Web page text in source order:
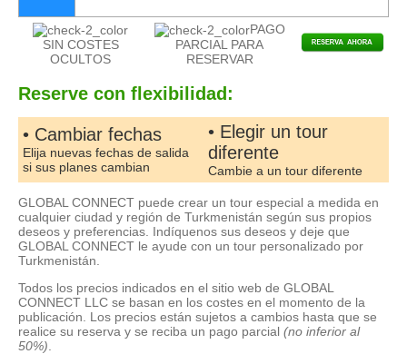
SIN COSTES
OCULTOS
PAGO
PARCIAL PARA
RESERVAR
Reserve con flexibilidad:
• Cambiar fechas
Elija nuevas fechas de salida
si sus planes cambian
• Elegir un tour
diferente
Cambie a un tour diferente
GLOBAL CONNECT puede crear un tour especial a medida en
cualquier ciudad y región de Turkmenistán según sus propios
deseos y preferencias. Indíquenos sus deseos y deje que
GLOBAL CONNECT le ayude con un tour personalizado por
Turkmenistán.
Todos los precios indicados en el sitio web de GLOBAL
CONNECT LLC se basan en los costes en el momento de la
publicación. Los precios están sujetos a cambios hasta que se
realice su reserva y se reciba un pago parcial (no inferior al
50%)